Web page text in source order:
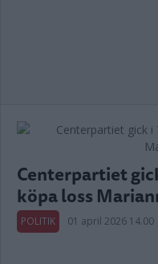
Centerpartiet
köpa loss
POLITIK 01 april 2026 14.00